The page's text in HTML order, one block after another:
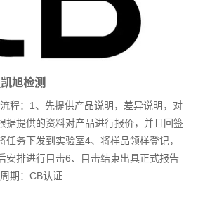
旭检测
程：1、先提供产品说明，差异说明，对
据提供的资料对产品进行报价，并且回签
任务下发到实验室4、将样品领样登记，
安排进行目击6、目击结束出具正式报告
期：CB认证...